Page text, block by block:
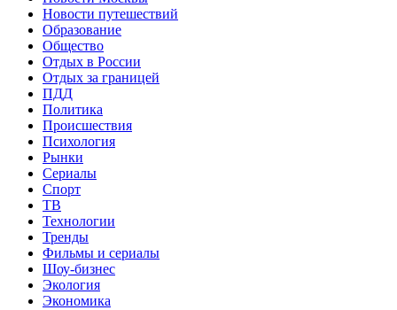
Новости путешествий
Образование
Общество
Отдых в России
Отдых за границей
ПДД
Политика
Происшествия
Психология
Рынки
Сериалы
Спорт
ТВ
Технологии
Тренды
Фильмы и сериалы
Шоу-бизнес
Экология
Экономика